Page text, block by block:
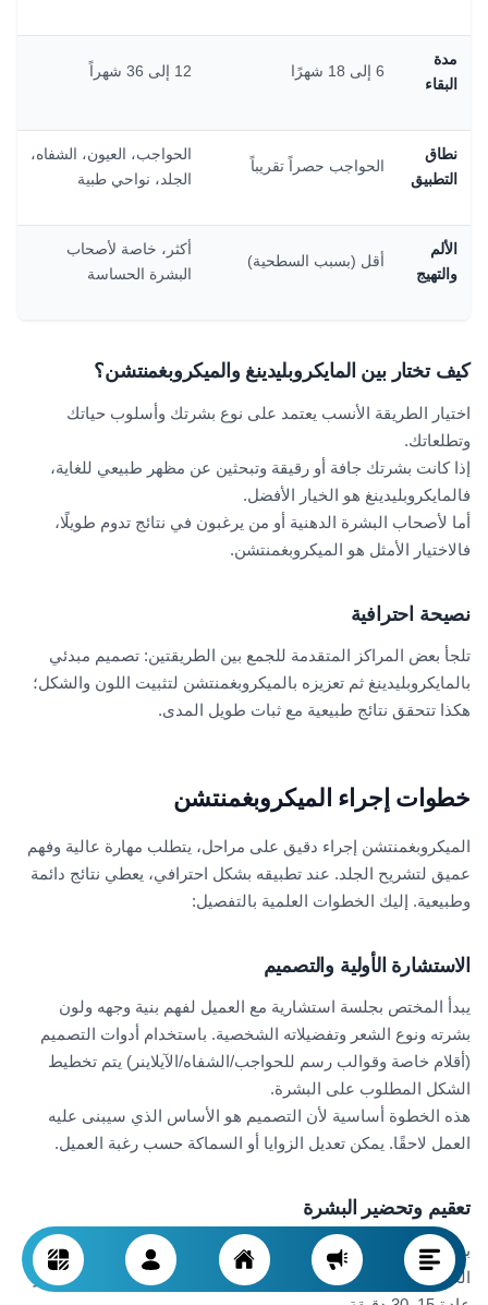
مدة
البقاء
6 إلى 18 شهرًا 12 إلى 36 شهراً
نطاق
التطبيق
الحواجب حصراً تقريباً
الحواجب، العيون، الشفاه،
الجلد، نواحي طبية
الألم
والتهيج
أقل (بسبب السطحية)
أكثر، خاصة لأصحاب
البشرة الحساسة
كيف تختار بين المايكروبليدينغ والميكروبغمنتشن؟
اختيار الطريقة الأنسب يعتمد على نوع بشرتك وأسلوب حياتك
وتطلعاتك.
إذا كانت بشرتك جافة أو رقيقة وتبحثين عن مظهر طبيعي للغاية،
فالمايكروبليدينغ هو الخيار الأفضل.
أما لأصحاب البشرة الدهنية أو من يرغبون في نتائج تدوم طويلًا،
فالاختيار الأمثل هو الميكروبغمنتشن.
نصيحة احترافية
تلجأ بعض المراكز المتقدمة للجمع بين الطريقتين: تصميم مبدئي
بالمايكروبليدينغ ثم تعزيزه بالميكروبغمنتشن لتثبيت اللون والشكل؛
هكذا تتحقق نتائج طبيعية مع ثبات طويل المدى.
خطوات إجراء الميكروبغمنتشن
الميكروبغمنتشن إجراء دقيق على مراحل، يتطلب مهارة عالية وفهم
عميق لتشريح الجلد. عند تطبيقه بشكل احترافي، يعطي نتائج دائمة
وطبيعية. إليك الخطوات العلمية بالتفصيل:
الاستشارة الأولية والتصميم
يبدأ المختص بجلسة استشارية مع العميل لفهم بنية وجهه ولون
بشرته ونوع الشعر وتفضيلاته الشخصية. باستخدام أدوات التصميم
(أقلام خاصة وقوالب رسم للحواجب/الشفاه/الآيلاينر) يتم تخطيط
الشكل المطلوب على البشرة.
هذه الخطوة أساسية لأن التصميم هو الأساس الذي سيبنى عليه
العمل لاحقًا. يمكن تعديل الزوايا أو السماكة حسب رغبة العميل.
تعقيم وتحضير البشرة
بعد اعتماد التصميم، يتم تعقيم المنطقة المستهدفة بدقة لمنع
العدوى، ثم وضع كريم مخدر موضعي لتقليل الألم. يستغرق التخدير